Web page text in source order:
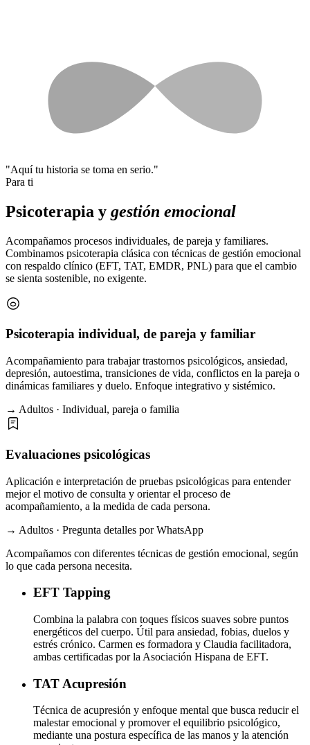
"Aquí tu historia se toma en serio."
Para ti
Psicoterapia y gestión emocional
Acompañamos procesos individuales, de pareja y familiares.
Combinamos psicoterapia clásica con técnicas de gestión emocional
con respaldo clínico (EFT, TAT, EMDR, PNL) para que el cambio
se sienta sostenible, no exigente.
Psicoterapia individual, de pareja y familiar
Acompañamiento para trabajar trastornos psicológicos, ansiedad,
depresión, autoestima, transiciones de vida, conflictos en la pareja o
dinámicas familiares y duelo. Enfoque integrativo y sistémico.
→ Adultos · Individual, pareja o familia
Evaluaciones psicológicas
Aplicación e interpretación de pruebas psicológicas para entender
mejor el motivo de consulta y orientar el proceso de
acompañamiento, a la medida de cada persona.
→ Adultos · Pregunta detalles por WhatsApp
Acompañamos con diferentes técnicas de gestión emocional, según
lo que cada persona necesita.
EFT Tapping
Combina la palabra con toques físicos suaves sobre puntos
energéticos del cuerpo. Útil para ansiedad, fobias, duelos y
estrés crónico. Carmen es formadora y Claudia facilitadora,
ambas certificadas por la Asociación Hispana de EFT.
TAT Acupresión
Técnica de acupresión y enfoque mental que busca reducir el
malestar emocional y promover el equilibrio psicológico,
mediante una postura específica de las manos y la atención